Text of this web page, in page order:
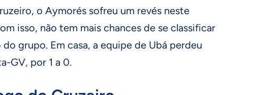
o Aymorés sofreu um revés neste
isso, não tem mais chances de se classificar
grupo. Em casa, a equipe de Ubá perdeu
GV, por 1 a 0.